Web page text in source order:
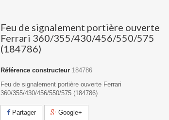
Feu de signalement portière ouverte
Ferrari 360/355/430/456/550/575
(184786)
Référence constructeur 184786
Feu de signalement portière ouverte Ferrari
360/355/430/456/550/575 (184786)
Partager Google+